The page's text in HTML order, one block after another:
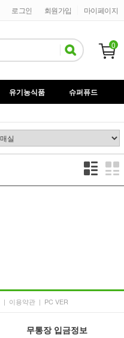
마이페이지
회원가입
로그인
0
유기농식품
슈퍼퓨드
| 이용약관 | PC VER
무통장 입금정보